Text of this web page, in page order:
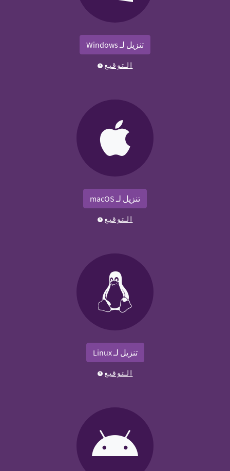
تنزيل لـ Windows
التوقيع
تنزيل لـ macOS
التوقيع
تنزيل لـ Linux
التوقيع